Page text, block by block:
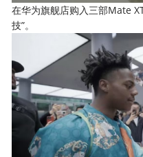
在华为旗舰店购入三部Mate
技”。